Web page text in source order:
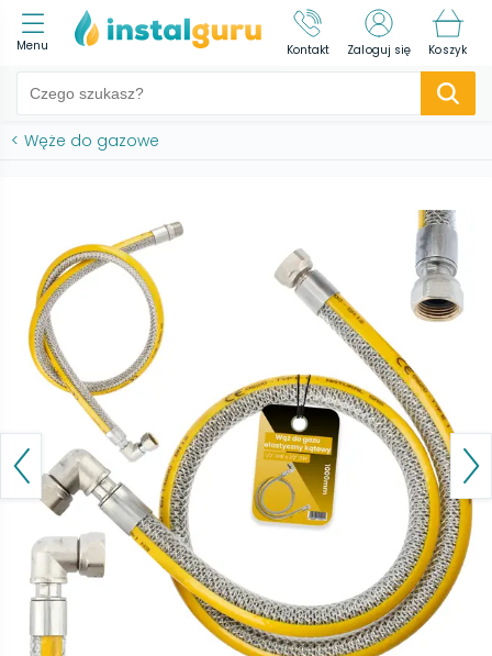
Menu Kontakt Zaloguj się Koszyk
< Węże do gazowe